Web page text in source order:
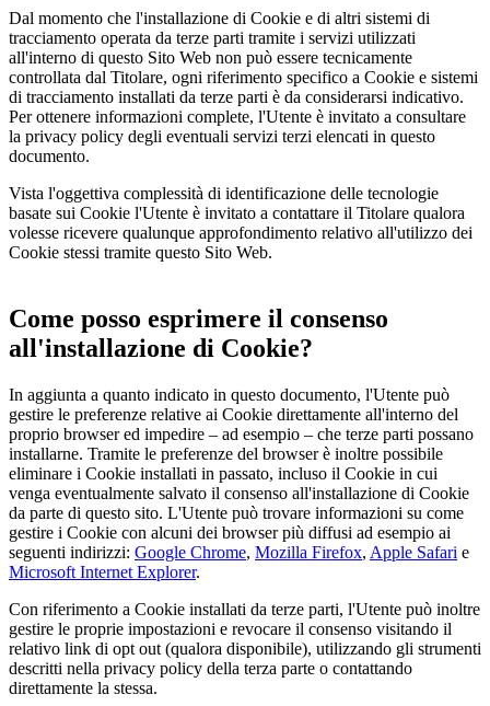
Dal momento che l'installazione di Cookie e di altri sistemi di
tracciamento operata da terze parti tramite i servizi utilizzati
all'interno di questo Sito Web non può essere tecnicamente
controllata dal Titolare, ogni riferimento specifico a Cookie e sistemi
di tracciamento installati da terze parti è da considerarsi indicativo.
Per ottenere informazioni complete, l'Utente è invitato a consultare
la privacy policy degli eventuali servizi terzi elencati in questo
documento.
Vista l'oggettiva complessità di identificazione delle tecnologie
basate sui Cookie l'Utente è invitato a contattare il Titolare qualora
volesse ricevere qualunque approfondimento relativo all'utilizzo dei
Cookie stessi tramite questo Sito Web.
Come posso esprimere il consenso
all'installazione di Cookie?
In aggiunta a quanto indicato in questo documento, l'Utente può
gestire le preferenze relative ai Cookie direttamente all'interno del
proprio browser ed impedire – ad esempio – che terze parti possano
installarne. Tramite le preferenze del browser è inoltre possibile
eliminare i Cookie installati in passato, incluso il Cookie in cui
venga eventualmente salvato il consenso all'installazione di Cookie
da parte di questo sito. L'Utente può trovare informazioni su come
gestire i Cookie con alcuni dei browser più diffusi ad esempio ai
seguenti indirizzi: Google Chrome, Mozilla Firefox, Apple Safari e
Microsoft Internet Explorer.
Con riferimento a Cookie installati da terze parti, l'Utente può inoltre
gestire le proprie impostazioni e revocare il consenso visitando il
relativo link di opt out (qualora disponibile), utilizzando gli strumenti
descritti nella privacy policy della terza parte o contattando
direttamente la stessa.